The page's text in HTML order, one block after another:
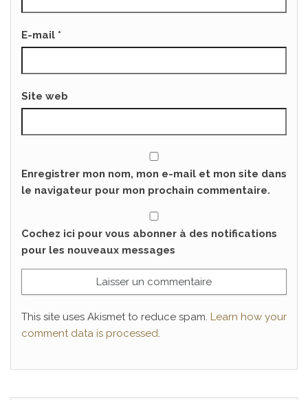
E-mail *
Site web
Enregistrer mon nom, mon e-mail et mon site dans
le navigateur pour mon prochain commentaire.
Cochez ici pour vous abonner à des notifications
pour les nouveaux messages
This site uses Akismet to reduce spam. Learn how your
comment data is processed.